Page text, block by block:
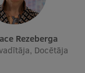
Rezeberga
Docētāja